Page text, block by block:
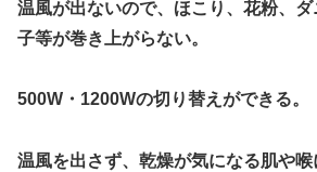
温風が出ないので、ほこり、花粉、
子等が巻き上がらない。
500W・1200Wの切り替えができる。
温風を出さず、乾燥が気になる肌や